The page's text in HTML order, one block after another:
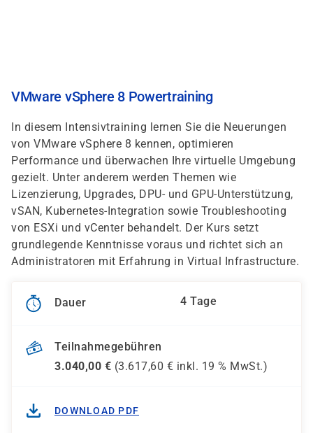
VMware vSphere 8 Powertraining
In diesem Intensivtraining lernen Sie die Neuerungen
von VMware vSphere 8 kennen, optimieren
Performance und überwachen Ihre virtuelle Umgebung
gezielt. Unter anderem werden Themen wie
Lizenzierung, Upgrades, DPU- und GPU-Unterstützung,
vSAN, Kubernetes-Integration sowie Troubleshooting
von ESXi und vCenter behandelt. Der Kurs setzt
grundlegende Kenntnisse voraus und richtet sich an
Administratoren mit Erfahrung in Virtual Infrastructure.
Dauer 4 Tage
Teilnahmegebühren
3.040,00 € (3.617,60 € inkl. 19 % MwSt.)
DOWNLOAD PDF